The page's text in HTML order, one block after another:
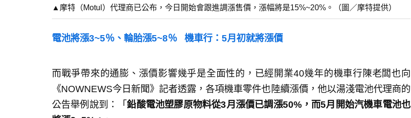
▲摩特（Motul）代理商已公布，今日開始會跟進調漲售價，漲幅將是15%~20%。（圖／摩特提供）
電池將漲3~5％、輪胎漲5~8％ 機車行：5月初就將漲價
而戰爭帶來的通膨、漲價影響幾乎是全面性的，已經開業40幾年的機車行陳老闆也向
《NOWNEWS今日新聞》記者透露，各項機車零件也陸續漲價，他以湯淺電池代理商的
公告舉例說到：「鉛酸電池塑膠原物料從3月漲價已調漲50%，而5月開始汽機車電池也